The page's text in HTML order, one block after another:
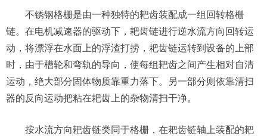
不锈钢格栅是由一种独特的耙齿装配成一组回转格栅
链。在电机减速器的驱动下，耙齿链进行逆水流方向回转运
动，将漂浮在水面上的浮渣打捞，耙齿链运转到设备的上部
时，由于槽轮和弯轨的导向，使每组耙齿之间产生相对自清
运动，绝大部分固体物质靠重力落下。另一部分则依靠清扫
器的反向运动把粘在耙齿上的杂物清扫干净。
按水流方向耙齿链类同于格栅，在耙齿链轴上装配的耙